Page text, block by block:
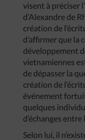
visent à préciser
d’Alexandre de
création de
d’affirmer que
développement
vietnamiennes
de dépasser la
création de
événement
quelques
d’échanges
Selon lui, il